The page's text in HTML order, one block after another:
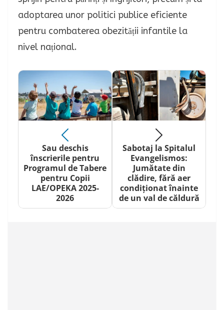
adoptarea unor politici publice eficiente
pentru combaterea obezității infantile la
nivel național.
Sau deschis
înscrierile pentru
Programul de Tabere
pentru Copii
LAE/OPEKA 2025-
2026
Sabotaj la Spitalul
Evangelismos:
Jumătate din
clădire, fără aer
condiționat înainte
de un val de căldură